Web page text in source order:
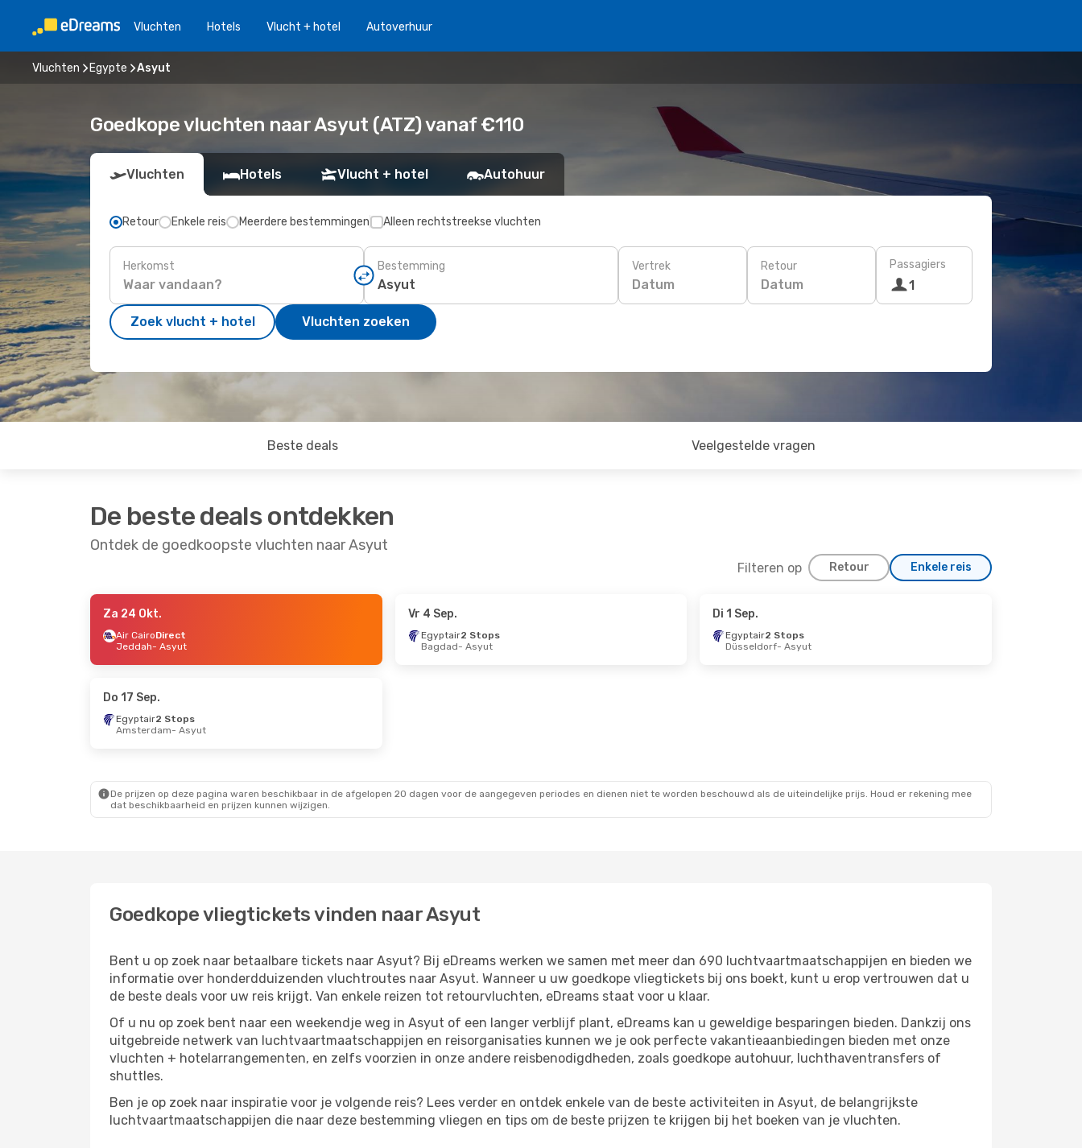
Vluchten Hotels Vlucht + hotel Autoverhuur
Vluchten Egypte Asyut
Goedkope vluchten naar Asyut (ATZ) vanaf €110
Vluchten Hotels Vlucht + hotel Autohuur
Retour Enkele reis Meerdere bestemmingen Alleen rechtstreekse vluchten
Herkomst Bestemming Vertrek
Datum
Retour
Datum
Passagiers
1
Zoek vlucht + hotel Vluchten zoeken
Beste deals Veelgestelde vragen
De beste deals ontdekken
Ontdek de goedkoopste vluchten naar Asyut
Filteren op Retour Enkele reis
- Vr 11 Sep.
- Asyut
Za 24 Okt.
Air CairoDirect
Jeddah- Asyut
Vr 4 Sep.
Egyptair2 Stops
Bagdad- Asyut
Di 1 Sep.
Egyptair2 Stops
Düsseldorf- Asyut
Do 17 Sep.
Egyptair2 Stops
Amsterdam- Asyut
De prijzen op deze pagina waren beschikbaar in de afgelopen 20 dagen voor de aangegeven periodes en dienen niet te worden beschouwd als de uiteindelijke prijs. Houd er rekening mee
dat beschikbaarheid en prijzen kunnen wijzigen.
Goedkope vliegtickets vinden naar Asyut
Bent u op zoek naar betaalbare tickets naar Asyut? Bij eDreams werken we samen met meer dan 690 luchtvaartmaatschappijen en bieden we
informatie over honderdduizenden vluchtroutes naar Asyut. Wanneer u uw goedkope vliegtickets bij ons boekt, kunt u erop vertrouwen dat u
de beste deals voor uw reis krijgt. Van enkele reizen tot retourvluchten, eDreams staat voor u klaar.
Of u nu op zoek bent naar een weekendje weg in Asyut of een langer verblijf plant, eDreams kan u geweldige besparingen bieden. Dankzij ons
uitgebreide netwerk van luchtvaartmaatschappijen en reisorganisaties kunnen we je ook perfecte vakantieaanbiedingen bieden met onze
vluchten + hotelarrangementen, en zelfs voorzien in onze andere reisbenodigdheden, zoals goedkope autohuur, luchthaventransfers of
shuttles.
Ben je op zoek naar inspiratie voor je volgende reis? Lees verder en ontdek enkele van de beste activiteiten in Asyut, de belangrijkste
luchtvaartmaatschappijen die naar deze bestemming vliegen en tips om de beste prijzen te krijgen bij het boeken van je vluchten.